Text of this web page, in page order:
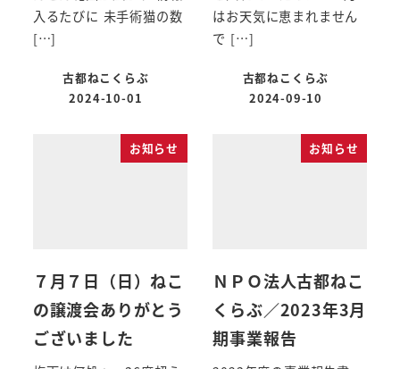
入るたびに 未手術猫の数
[…]
古都ねこくらぶ
2024-10-01
はお天気に恵まれません
で […]
古都ねこくらぶ
2024-09-10
お知らせ
７月７日（日）ねこ
の譲渡会ありがとう
ございました
お知らせ
ＮＰＯ法人古都ねこ
くらぶ／2023年3月
期事業報告